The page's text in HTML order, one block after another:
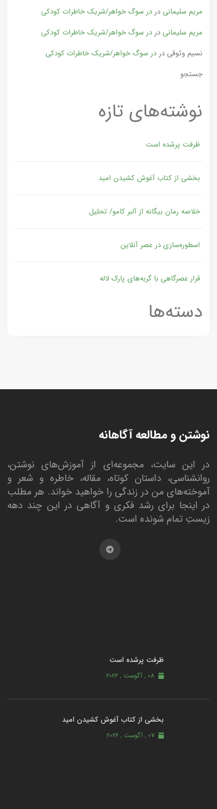
مریم سلیمانی در در سوگ خواهر/شریک خاطرات کودکی
مریم سلیمانی در در سوگ خواهر/شریک خاطرات کودکی
نسیم وثوقی در در سوگ خواهر/شریک خاطرات کودکی
جستجو
نوشته‌های تازه
ظرفت پرشده‌ است
بخشی از کتاب آغوش کشیدن امید
خلاصه رمان بیگانه از آلبر کامو/ تحلیل
اسطوره‌سازی در عصر آنلاین
قرار عصرگاهی با گربه‌های پارک لاله
دسته‌ها
نوشتن و مطالعه آگاهانه
در این سایت، مجموعه‌ای از آموزش‌های نوشتن،
روانشناسی، داستان کوتاه، مقاله، خاطره و شعر و
آموخته‌های من در زندگی را خواهید خواند. هر مطلب
در اینجا برای رشد فکری و آگاهی در این چند دهه
زیستِ تمام شونده است.
ظرفت پرشده‌ است
08 , آگوست , 2026
بخشی از کتاب آغوش کشیدن امید
07 , آگوست , 2026